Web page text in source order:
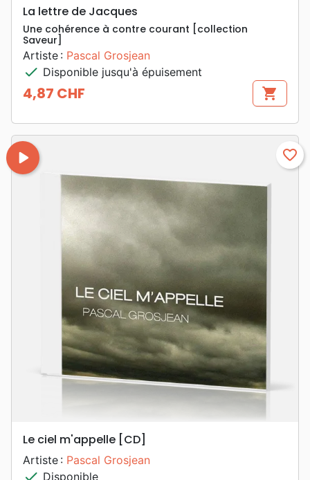
La lettre de Jacques
Une cohérence à contre courant [collection
Saveur]
Artiste : Pascal Grosjean
check Disponible jusqu'à épuisement
Prix
4,87 CHF shopping_cart
play_arrow favorite_border
Le ciel m'appelle [CD]
Artiste : Pascal Grosjean
check Disponible